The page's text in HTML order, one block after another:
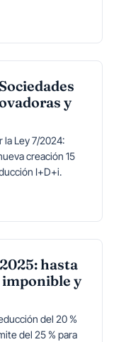
y
la Ley 7/2024:
creación 15
I+D+i.
hasta
imponible y
del 20 %
del 25 % para